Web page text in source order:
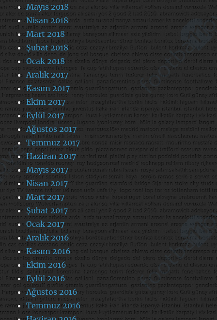
Mayıs 2018
Nisan 2018
Mart 2018
Şubat 2018
Ocak 2018
Aralık 2017
Kasım 2017
Ekim 2017
Eylül 2017
Ağustos 2017
Temmuz 2017
Haziran 2017
Mayıs 2017
Nisan 2017
Mart 2017
Şubat 2017
Ocak 2017
Aralık 2016
Kasım 2016
Ekim 2016
Eylül 2016
Ağustos 2016
Temmuz 2016